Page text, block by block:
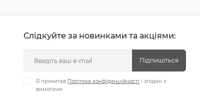
Слідкуйте за новинками та акціями:
Підпишіться
Я прочитав Політика конфіденційності і згоден з
вимогами